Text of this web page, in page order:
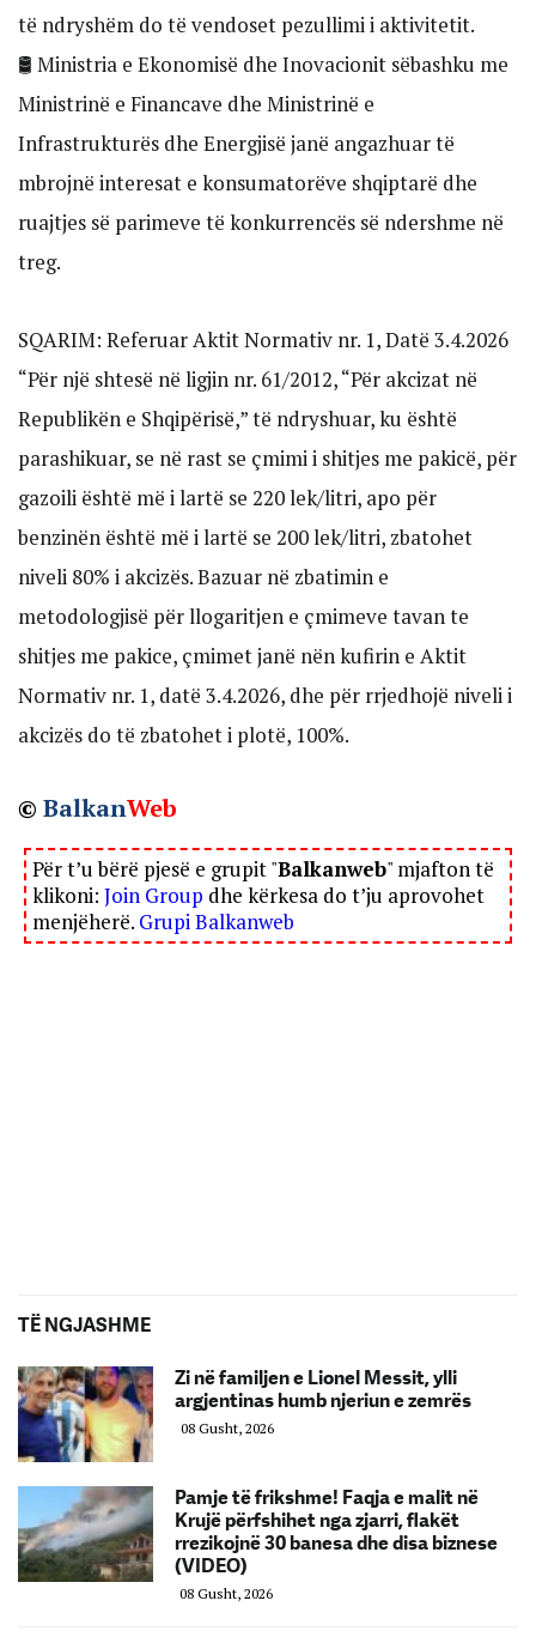
të ndryshëm do të vendoset pezullimi i aktivitetit.
🛢️ Ministria e Ekonomisë dhe Inovacionit sëbashku me
Ministrinë e Financave dhe Ministrinë e
Infrastrukturës dhe Energjisë janë angazhuar të
mbrojnë interesat e konsumatorëve shqiptarë dhe
ruajtjes së parimeve të konkurrencës së ndershme në
treg.
SQARIM: Referuar Aktit Normativ nr. 1, Datë 3.4.2026
“Për një shtesë në ligjin nr. 61/2012, “Për akcizat në
Republikën e Shqipërisë,” të ndryshuar, ku është
parashikuar, se në rast se çmimi i shitjes me pakicë, për
gazoili është më i lartë se 220 lek/litri, apo për
benzinën është më i lartë se 200 lek/litri, zbatohet
niveli 80% i akcizës. Bazuar në zbatimin e
metodologjisë për llogaritjen e çmimeve tavan te
shitjes me pakice, çmimet janë nën kufirin e Aktit
Normativ nr. 1, datë 3.4.2026, dhe për rrjedhojë niveli i
akcizës do të zbatohet i plotë, 100%.
© BalkanWeb
Për t’u bërë pjesë e grupit "Balkanweb" mjafton të
klikoni: Join Group dhe kërkesa do t’ju aprovohet
menjëherë. Grupi Balkanweb
TË NGJASHME
Zi në familjen e Lionel Messit, ylli
argjentinas humb njeriun e zemrës
08 Gusht, 2026
Pamje të frikshme! Faqja e malit në
Krujë përfshihet nga zjarri, flakët
rrezikojnë 30 banesa dhe disa biznese
(VIDEO)
08 Gusht, 2026